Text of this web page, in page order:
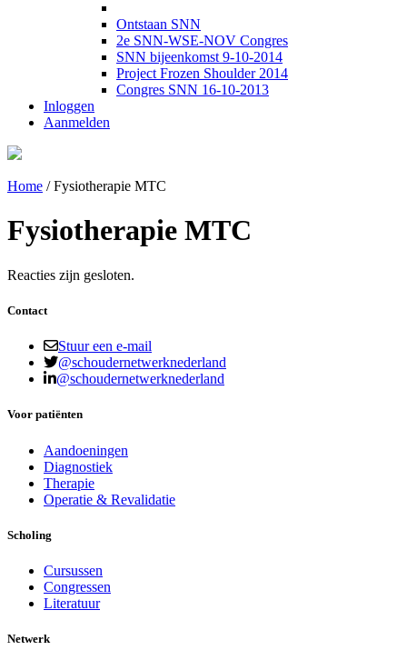
Ontstaan SNN
2e SNN-WSE-NOV Congres
SNN bijeenkomst 9-10-2014
Project Frozen Shoulder 2014
Congres SNN 16-10-2013
Inloggen
Aanmelden
Home /Fysiotherapie MTC
Fysiotherapie MTC
Reacties zijn gesloten.
Contact
Stuur een e-mail
@schoudernetwerknederland
@schoudernetwerknederland
Voor patiënten
Aandoeningen
Diagnostiek
Therapie
Operatie & Revalidatie
Scholing
Cursussen
Congressen
Literatuur
Netwerk